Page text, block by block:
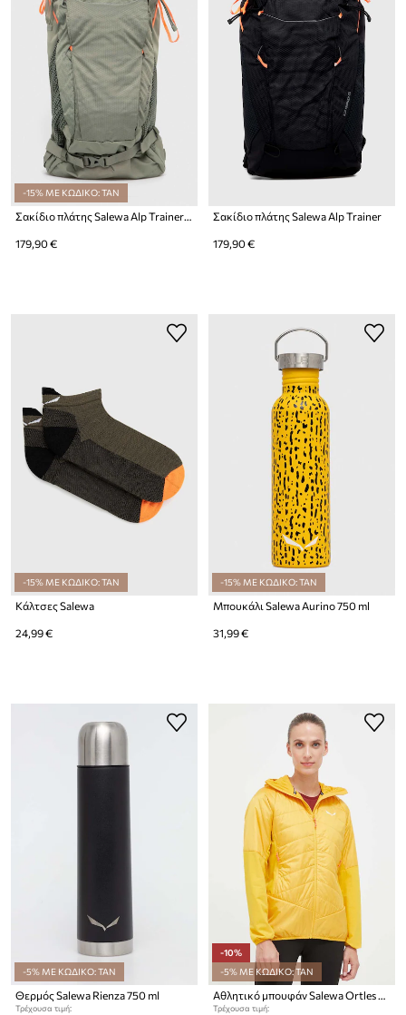
-15% ΜΕ ΚΩΔΙΚΟ: TAN
Σακίδιο πλάτης Salewa Alp Trainer 20
179,90 €
Σακίδιο πλάτης Salewa Alp Trainer
179,90 €
-15% ΜΕ ΚΩΔΙΚΟ: TAN
Κάλτσες Salewa
24,99 €
-15% ΜΕ ΚΩΔΙΚΟ: TAN
Μπουκάλι Salewa Aurino 750 ml
31,99 €
-5% ΜΕ ΚΩΔΙΚΟ: TAN
Θερμός Salewa Rienza 750 ml
Τρέχουσα τιμή:
-10%
-5% ΜΕ ΚΩΔΙΚΟ: TAN
Αθλητικό μπουφάν Salewa Ortles Hybrid
Τρέχουσα τιμή: